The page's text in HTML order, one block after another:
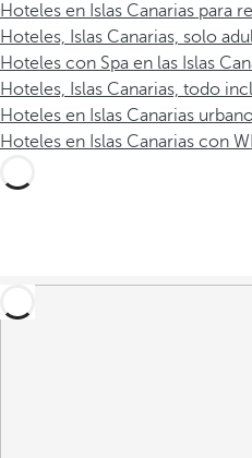
Hoteles en Islas Canarias para
Hoteles, Islas Canarias, solo
Hoteles con Spa en las Islas
Hoteles, Islas Canarias, todo
Hoteles en Islas Canarias
Hoteles en Islas Canarias con